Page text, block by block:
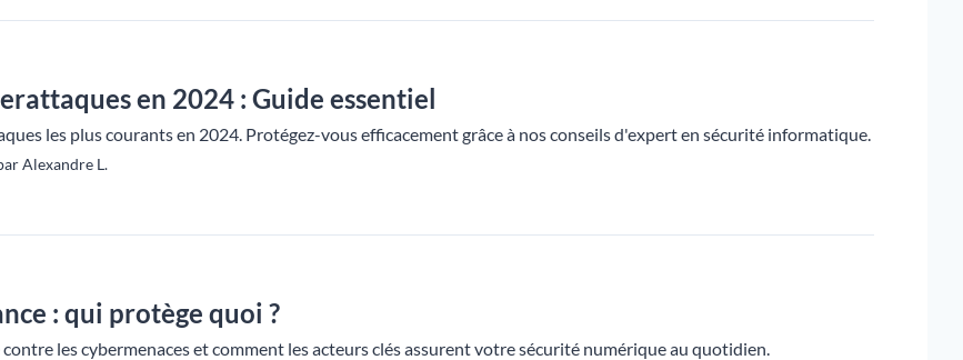
en 2024 : Guide essentiel
les plus courants en 2024. Protégez-vous efficacement grâce à nos conseils d'expert en sécurité informatique.
Alexandre L.
: qui protège quoi ?
les cybermenaces et comment les acteurs clés assurent votre sécurité numérique au quotidien.